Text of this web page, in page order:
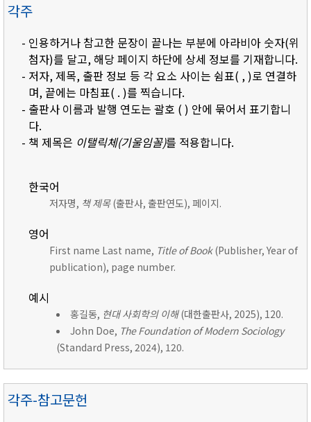
각주
- 인용하거나 참고한 문장이 끝나는 부분에 아라비아 숫자(위
첨자)를 달고, 해당 페이지 하단에 상세 정보를 기재합니다.
- 저자, 제목, 출판 정보 등 각 요소 사이는 쉼표( , )로 연결하
며, 끝에는 마침표( . )를 찍습니다.
- 출판사 이름과 발행 연도는 괄호 ( ) 안에 묶어서 표기합니
다.
- 책 제목은 이탤릭체(기울임꼴)를 적용합니다.
한국어
저자명, 책 제목(출판사, 출판연도), 페이지.
영어
First name Last name, Title of Book(Publisher, Year of
publication), page number.
예시
홍길동, 현대 사회학의 이해(대한출판사, 2025), 120.
John Doe, The Foundation of Modern Sociology
(Standard Press, 2024), 120.
각주-참고문헌